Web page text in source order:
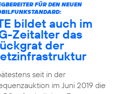
FÜR DEN NEUEN
bildet auch im
Zeitalter das
der
seit in der
im Juni 2019 die